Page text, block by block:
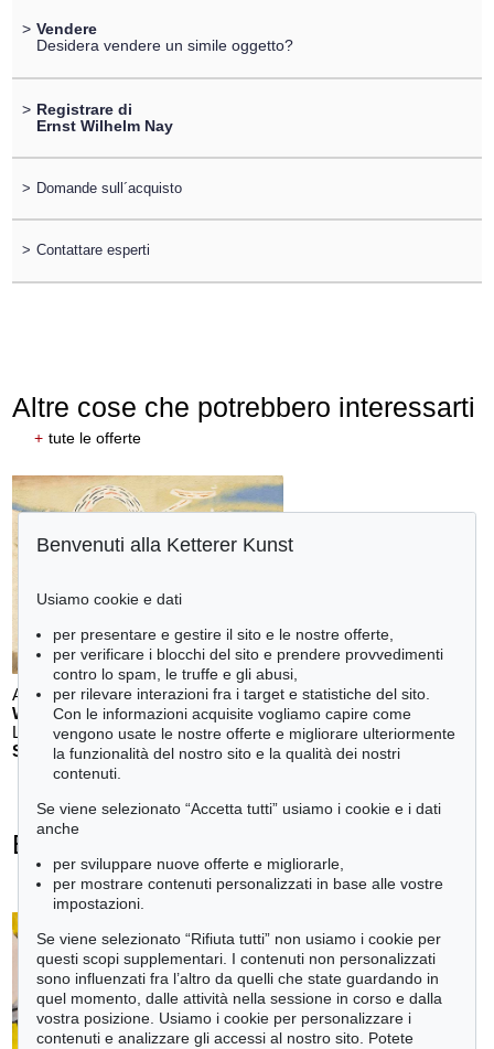
> Vendere
Desidera vendere un simile oggetto?
> Registrare di
Ernst Wilhelm Nay
> Domande sull´acquisto
> Contattare esperti
Altre cose che potrebbero interessarti
+ tute le offerte
Auction 611 - Lot 123000200
WILLI BAUMEISTER
Landschaft mit rotem Bogen (Sommerfest) , 1948
Stima:€ 70,000
Auction 611 - Lot 125001019
E. SCHUMACHER
Bleibild B-3/1970, 1970
Ernst Wilhelm Nay - Ogetti venduti
tute le offerte
Benvenuti alla Ketterer Kunst
Usiamo cookie e dati
per presentare e gestire il sito e le nostre offerte,
per verificare i blocchi del sito e prendere provvedimenti
contro lo spam, le truffe e gli abusi,
per rilevare interazioni fra i target e statistiche del sito.
Con le informazioni acquisite vogliamo capire come
vengono usate le nostre offerte e migliorare ulteriormente
la funzionalità del nostro sito e la qualità dei nostri
contenuti.
Se viene selezionato “Accetta tutti” usiamo i cookie e i dati
anche
per sviluppare nuove offerte e migliorarle,
per mostrare contenuti personalizzati in base alle vostre
impostazioni.
Se viene selezionato “Rifiuta tutti” non usiamo i cookie per
questi scopi supplementari. I contenuti non personalizzati
sono influenzati fra l’altro da quelli che state guardando in
quel momento, dalle attività nella sessione in corso e dalla
vostra posizione. Usiamo i cookie per personalizzare i
contenuti e analizzare gli accessi al nostro sito. Potete